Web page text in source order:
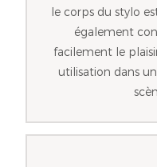
le corps du stylo
également
facilement le
utilisation dans